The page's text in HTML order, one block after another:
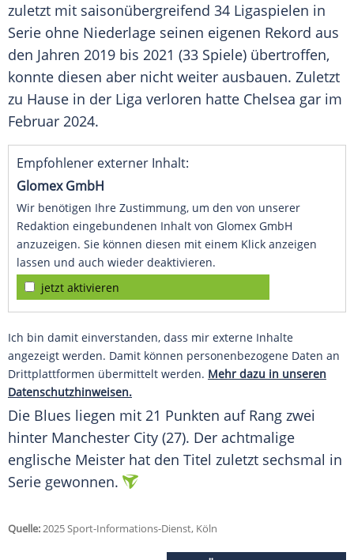
zuletzt mit saisonübergreifend 34 Ligaspielen in
Serie ohne Niederlage seinen eigenen Rekord aus
den Jahren 2019 bis 2021 (33 Spiele) übertroffen,
konnte diesen aber nicht weiter ausbauen. Zuletzt
zu Hause in der Liga verloren hatte Chelsea gar im
Februar 2024.
Empfohlener externer Inhalt:
Glomex GmbH
Wir benötigen Ihre Zustimmung, um den von unserer
Redaktion eingebundenen Inhalt von Glomex GmbH
anzuzeigen. Sie können diesen mit einem Klick anzeigen
lassen und auch wieder deaktivieren.
jetzt aktivieren
Ich bin damit einverstanden, dass mir externe Inhalte
angezeigt werden. Damit können personenbezogene Daten an
Drittplattformen übermittelt werden. Mehr dazu in unseren
Datenschutzhinweisen.
Die Blues liegen mit 21 Punkten auf Rang zwei
hinter Manchester City (27). Der achtmalige
englische Meister hat den Titel zuletzt sechsmal in
Serie gewonnen.
Quelle:2025 Sport-Informations-Dienst, Köln